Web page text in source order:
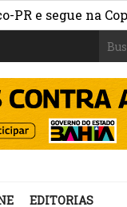
na Copa do
EDITORIAS